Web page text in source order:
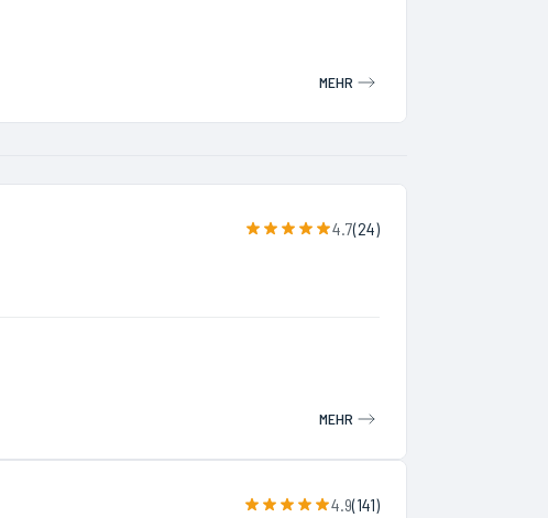
MEHR
4.7(24)
MEHR
4.9(141)